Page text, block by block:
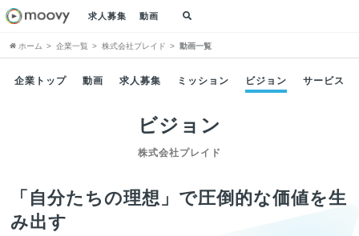
求人募集 動画
ホーム 企業一覧 株式会社プレイド 動画一覧
企業トップ 動画 求人募集 ミッション ビジョン サービス
ビジョン
株式会社プレイド
「自分たちの理想」で圧倒的な価値を生
み出す